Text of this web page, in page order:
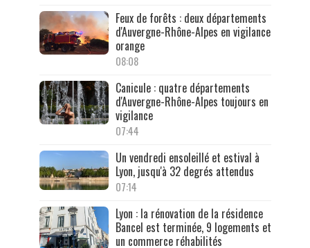
Feux de forêts : deux départements
d'Auvergne-Rhône-Alpes en vigilance
orange
08:08
Canicule : quatre départements
d'Auvergne-Rhône-Alpes toujours en
vigilance
07:44
Un vendredi ensoleillé et estival à
Lyon, jusqu'à 32 degrés attendus
07:14
Lyon : la rénovation de la résidence
Bancel est terminée, 9 logements et
un commerce réhabilités